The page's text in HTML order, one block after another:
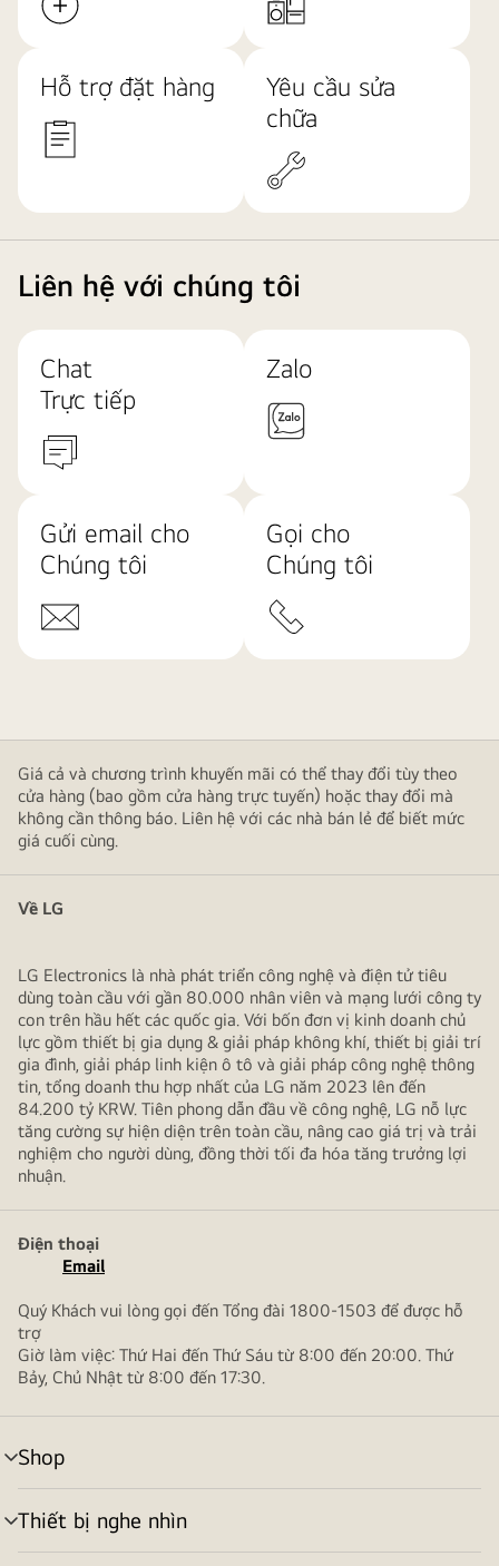
Hỗ trợ đặt hàng
Yêu cầu sửa
chữa
Liên hệ với chúng tôi
Chat
Trực tiếp
Zalo
Gửi email cho
Chúng tôi
Gọi cho
Chúng tôi
Giá cả và chương trình khuyến mãi có thể thay đổi tùy theo
cửa hàng (bao gồm cửa hàng trực tuyến) hoặc thay đổi mà
không cần thông báo. Liên hệ với các nhà bán lẻ để biết mức
giá cuối cùng.
Về LG
LG Electronics là nhà phát triển công nghệ và điện tử tiêu
dùng toàn cầu với gần 80.000 nhân viên và mạng lưới công ty
con trên hầu hết các quốc gia. Với bốn đơn vị kinh doanh chủ
lực gồm thiết bị gia dụng & giải pháp không khí, thiết bị giải trí
gia đình, giải pháp linh kiện ô tô và giải pháp công nghệ thông
tin, tổng doanh thu hợp nhất của LG năm 2023 lên đến
84.200 tỷ KRW. Tiên phong dẫn đầu về công nghệ, LG nỗ lực
tăng cường sự hiện diện trên toàn cầu, nâng cao giá trị và trải
nghiệm cho người dùng, đồng thời tối đa hóa tăng trưởng lợi
nhuận.
Điện thoại
Email
Quý Khách vui lòng gọi đến Tổng đài 1800-1503 để được hỗ
trợ
Giờ làm việc: Thứ Hai đến Thứ Sáu từ 8:00 đến 20:00. Thứ
Bảy, Chủ Nhật từ 8:00 đến 17:30.
Shop
bật/tắt
menu
Thiết bị nghe nhìn
bật/tắt
menu